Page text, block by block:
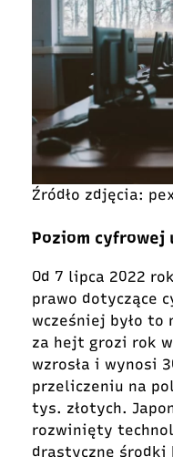
Źródło zdjęcia:
Poziom cyfrowej
Od 7 lipca 2022
prawo dotyczące
wcześniej było to
za hejt grozi rok
wzrosła i wynosi
przeliczeniu na
tys. złotych.
rozwinięty
drastyczne środki